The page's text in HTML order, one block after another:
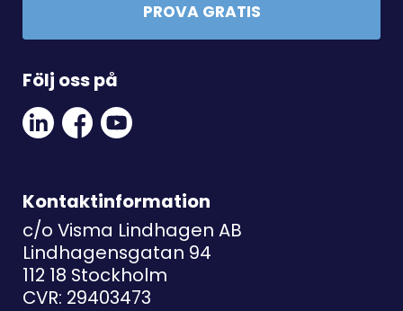
PROVA GRATIS
Följ oss på
Linkedin
Social
Link
Facebook
Social
Link
Youtube
Link
Kontaktinformation
c/o Visma Lindhagen AB
Lindhagensgatan 94
112 18 Stockholm
CVR: 29403473